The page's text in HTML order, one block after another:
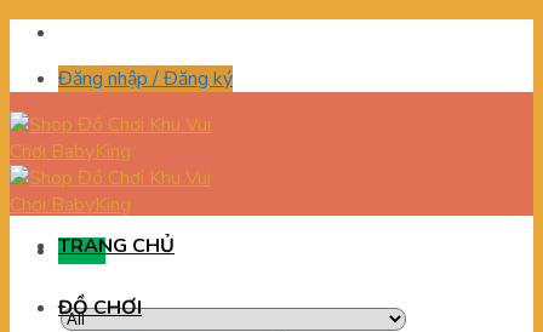
Skip
contentĐăng nhập / Đăng ký
Menu
TRANG CHỦ
ĐỒ CHƠI